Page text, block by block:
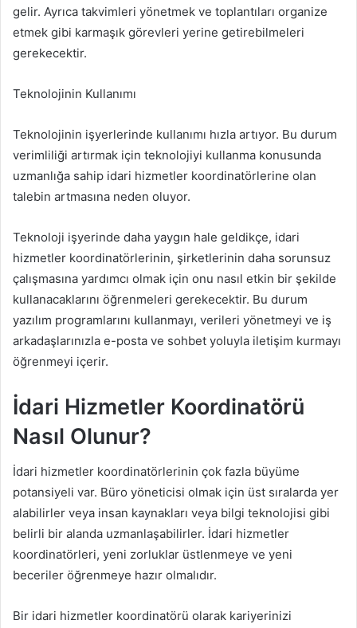
gelir. Ayrıca takvimleri yönetmek ve toplantıları organize
etmek gibi karmaşık görevleri yerine getirebilmeleri
gerekecektir.
Teknolojinin Kullanımı
Teknolojinin işyerlerinde kullanımı hızla artıyor. Bu durum
verimliliği artırmak için teknolojiyi kullanma konusunda
uzmanlığa sahip idari hizmetler koordinatörlerine olan
talebin artmasına neden oluyor.
Teknoloji işyerinde daha yaygın hale geldikçe, idari
hizmetler koordinatörlerinin, şirketlerinin daha sorunsuz
çalışmasına yardımcı olmak için onu nasıl etkin bir şekilde
kullanacaklarını öğrenmeleri gerekecektir. Bu durum
yazılım programlarını kullanmayı, verileri yönetmeyi ve iş
arkadaşlarınızla e-posta ve sohbet yoluyla iletişim kurmayı
öğrenmeyi içerir.
İdari Hizmetler Koordinatörü
Nasıl Olunur?
İdari hizmetler koordinatörlerinin çok fazla büyüme
potansiyeli var. Büro yöneticisi olmak için üst sıralarda yer
alabilirler veya insan kaynakları veya bilgi teknolojisi gibi
belirli bir alanda uzmanlaşabilirler. İdari hizmetler
koordinatörleri, yeni zorluklar üstlenmeye ve yeni
beceriler öğrenmeye hazır olmalıdır.
Bir idari hizmetler koordinatörü olarak kariyerinizi